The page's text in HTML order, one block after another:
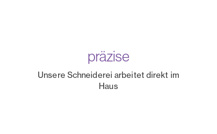
präzise
Unsere Schneiderei arbeitet direkt im
Haus